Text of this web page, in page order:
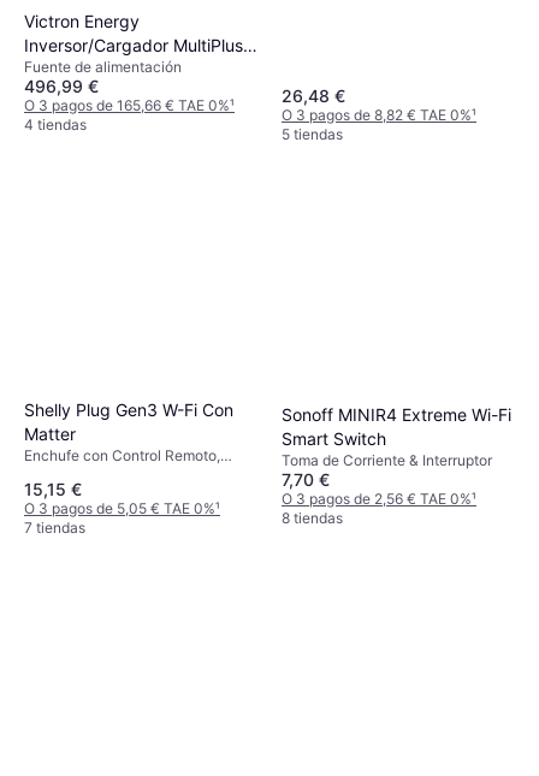
Victron Energy
Inversor/Cargador MultiPlus
12/1200/50-16
Fuente de alimentación
496,99 €
O 3 pagos de 165,66 € TAE 0%¹
4 tiendas
26,48 €
O 3 pagos de 8,82 € TAE 0%¹
5 tiendas
Shelly Plug Gen3 W-Fi Con
Matter
Enchufe con Control Remoto,
15,15 €
O 3 pagos de 5,05 € TAE 0%¹
7 tiendas
Sonoff MINIR4 Extreme Wi-Fi
Smart Switch
Toma de Corriente & Interruptor
7,70 €
O 3 pagos de 2,56 € TAE 0%¹
8 tiendas